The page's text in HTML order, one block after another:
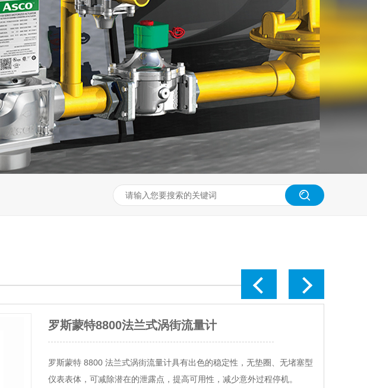
化工厂母斧设备自动化电气控制柜
产品名称：自动化电气控制柜
产品品牌：艾迅